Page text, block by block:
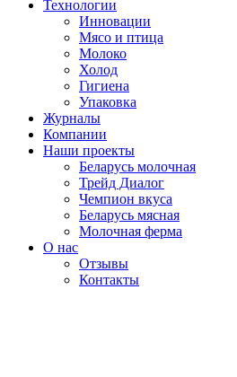
Технологии
Инновации
Мясо и птица
Молоко
Холод
Гигиена
Упаковка
Журналы
Компании
Наши проекты
Беларусь молочная
Трейд Диалог
Чемпион вкуса
Беларусь мясная
Молочная ферма
О нас
Отзывы
Контакты